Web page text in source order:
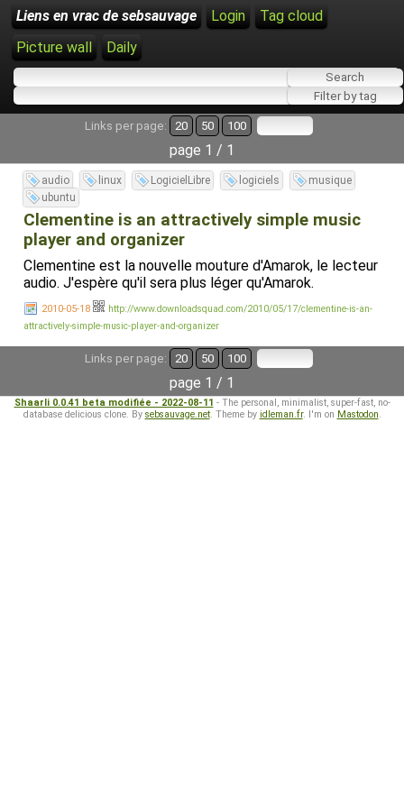
Liens en vrac de sebsauvage Login
Tag cloud
Picture wall
Daily
Links per page: 20 50 100
page 1 / 1
audio linux LogicielLibre logiciels
musique
ubuntu
Clementine is an attractively simple music
player and organizer
Clementine est la nouvelle mouture d'Amarok, le lecteur
audio. J'espère qu'il sera plus léger qu'Amarok.
2010-05-18
http://www.downloadsquad.com/2010/05/17/clementine-is-an-
attractively-simple-music-player-and-organizer
Links per page: 20 50 100
page 1 / 1
Shaarli 0.0.41 beta modifiée - 2022-08-11 - The personal, minimalist, super-fast, no-
database delicious clone. By sebsauvage.net. Theme by idleman.fr. I'm on Mastodon.